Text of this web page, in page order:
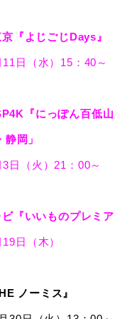
『よじごじDays』
日（水）15：40～
『にっぽん百低山
岡」
日（火）21：00～
『いいものプレミア
日（木）
ノーミス』